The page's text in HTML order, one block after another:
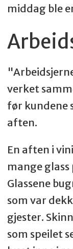
Vin: Luzy-
Frankrike
Matrett:
Rett 4:
Vin:
Matrett:
middag ble
verket
før kundene
aften.
En aften i
mange
Glassene
som var
gjester.
som speilet